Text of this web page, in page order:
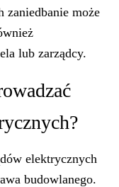
zaniedbanie może
lub zarządcy.
elektrycznych
budowlanego.